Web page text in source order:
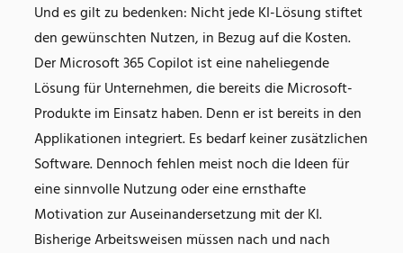
Und es gilt zu bedenken: Nicht jede KI-Lösung stiftet
den gewünschten Nutzen, in Bezug auf die Kosten.
Der Microsoft 365 Copilot ist eine naheliegende
Lösung für Unternehmen, die bereits die Microsoft-
Produkte im Einsatz haben. Denn er ist bereits in den
Applikationen integriert. Es bedarf keiner zusätzlichen
Software. Dennoch fehlen meist noch die Ideen für
eine sinnvolle Nutzung oder eine ernsthafte
Motivation zur Auseinandersetzung mit der KI.
Bisherige Arbeitsweisen müssen nach und nach